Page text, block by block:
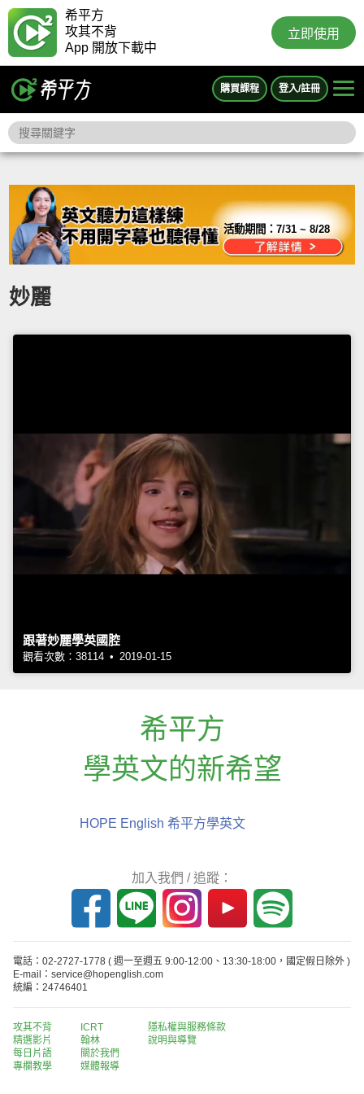
希平方
攻其不背
App 開放下載中
立即使用
購買課程 登入/註冊
活動期間：7/31 ~ 8/28
妙麗
跟著妙麗學英國腔
觀看次數：38114 • 2019-01-15
希平方
學英文的新希望
HOPE English 希平方學英文
加入我們 / 追蹤：
電話：02-2727-1778 ( 週一至週五 9:00-12:00、13:30-18:00，國定假日除外 )
E-mail：service@hopenglish.com
統編：24746401
攻其不背
精選影片
每日片語
專欄教學
ICRT
翰林
關於我們
媒體報導
隱私權與服務條款
說明與導覽